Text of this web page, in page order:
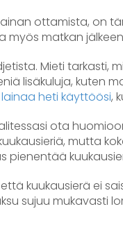
ottamista, on
myös matkan
Mieti tarkasti,
lisäkuluja, kuten
lainaa heti käyttöösi,
ota
mutta
pienentää
kuukausierä ei
sujuu mukavasti